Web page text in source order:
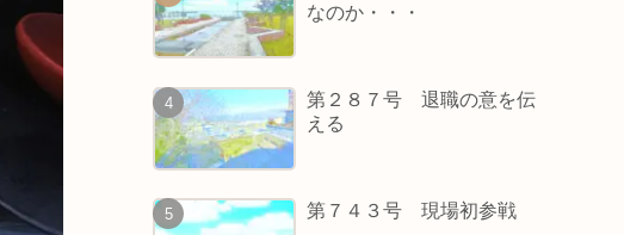
なのか・・・
第２８７号 退職の意を伝
える
第７４３号 現場初参戦